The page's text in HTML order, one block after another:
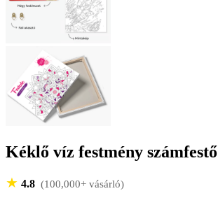
Kéklő víz festmény számfestő
★ 4.8 (100,000+ vásárló)